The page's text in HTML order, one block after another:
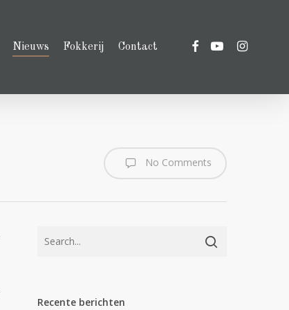
Nieuws Fokkerij Contact facebookyoutubeinstagram
No Comments
Recente berichten